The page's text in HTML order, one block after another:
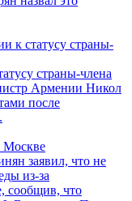
к статусу страны-
страны-члена
Армении Никол
после
Москве
заявил, что не
из-за
сообщив, что